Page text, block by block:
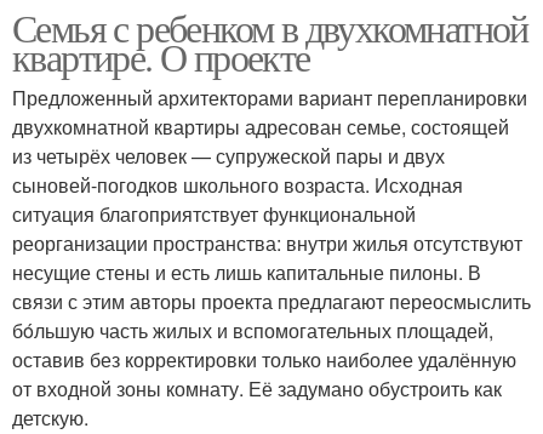
Семья с ребенком в двухкомнатной
квартире. О проекте
Предложенный архитекторами вариант перепланировки
двухкомнатной квартиры адресован семье, состоящей
из четырёх человек — супружеской пары и двух
сыновей-погодков школьного возраста. Исходная
ситуация благоприятствует функциональной
реорганизации пространства: внутри жилья отсутствуют
несущие стены и есть лишь капитальные пилоны. В
связи с этим авторы проекта предлагают переосмыслить
бόльшую часть жилых и вспомогательных площадей,
оставив без корректировки только наиболее удалённую
от входной зоны комнату. Её задумано обустроить как
детскую.